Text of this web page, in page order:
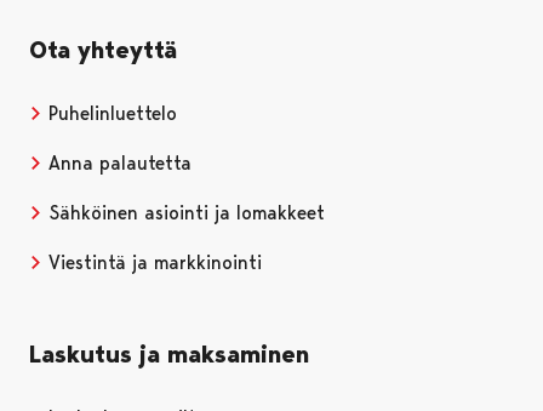
Ota yhteyttä
Puhelinluettelo
Anna palautetta
Sähköinen asiointi ja lomakkeet
Viestintä ja markkinointi
Laskutus ja maksaminen